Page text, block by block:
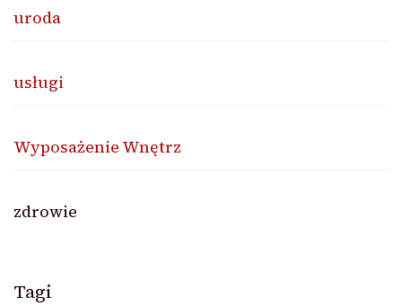
uroda
usługi
Wyposażenie Wnętrz
zdrowie
Tagi